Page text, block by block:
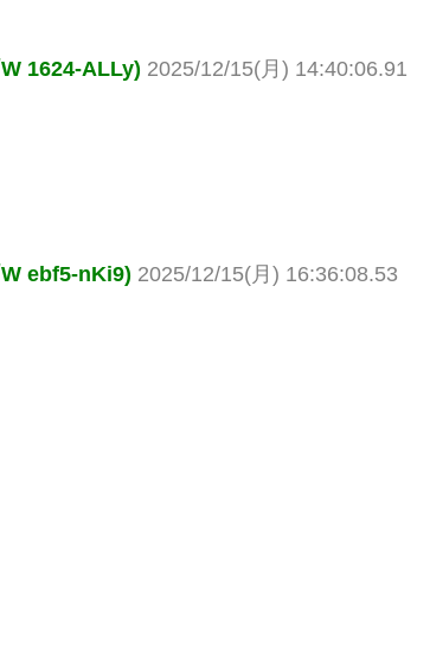
1624-ALLy) 2025/12/15(月) 14:40:06.91
ebf5-nKi9) 2025/12/15(月) 16:36:08.53